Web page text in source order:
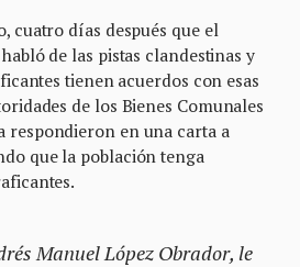
cuatro días después que el
de las pistas clandestinas y
tienen acuerdos con esas
de los Bienes Comunales
respondieron en una carta a
que la población tenga
Manuel López Obrador, le